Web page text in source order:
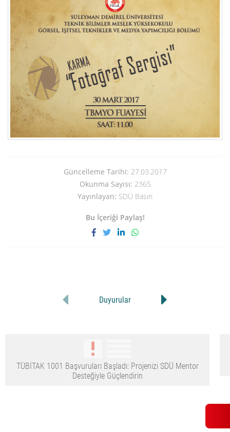
Güncelleme Tarihi: 27.03.2017
Okunma Sayısı: 2365
Yayınlayan: SDÜ Basın
Bu İçeriği Paylaş!
Duyurular
TÜBİTAK 1001 Başvuruları Başladı: Projenizi SDÜ Mentor
Desteğiyle Güçlendirin